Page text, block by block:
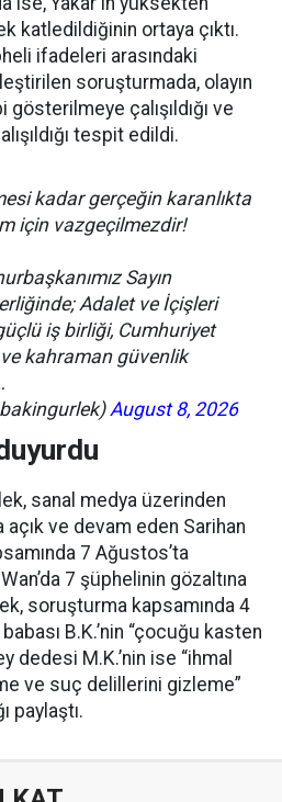
katledildiğinin ortaya çıktı.
ifadeleri arasındaki
soruşturmada, olayın
çalışıldığı ve
tespit edildi.
kadar gerçeğin karanlıkta
için vazgeçilmezdir!
Sayın
Adalet ve İçişleri
iş birliği, Cumhuriyet
ve kahraman güvenlik
August 8, 2026
sanal medya üzerinden
açık ve devam eden Sarihan
7 Ağustos’ta
7 şüphelinin gözaltına
soruşturma kapsamında 4
B.K.’nin “çocuğu kasten
dedesi M.K.’nin ise “ihmal
ve suç delillerini gizleme”
paylaştı.